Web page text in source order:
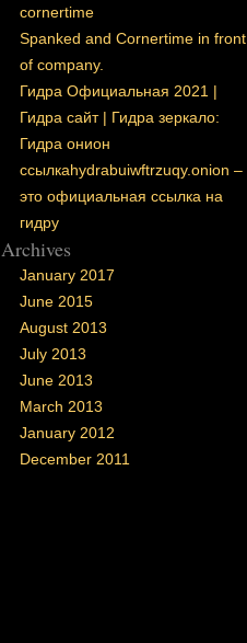
cornertime
Spanked and Cornertime in front
of company.
Гидра Официальная 2021 |
Гидра сайт | Гидра зеркало:
Гидра онион
ссылкаhydrabuiwftrzuqy.onion –
это официальная ссылка на
гидру
Archives
January 2017
June 2015
August 2013
July 2013
June 2013
March 2013
January 2012
December 2011